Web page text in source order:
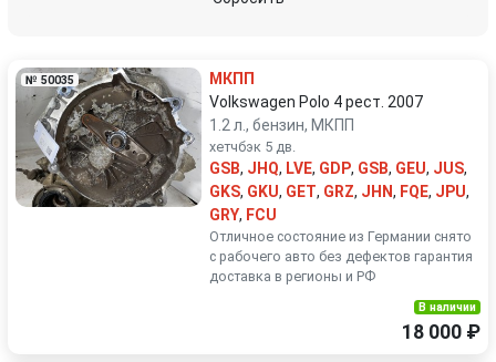
№ 50035
МКПП
Volkswagen Polo 4 рест. 2007
1.2 л., бензин, МКПП
хетчбэк 5 дв.
GSB, JHQ, LVE, GDP, GSB, GEU, JUS,
GKS, GKU, GET, GRZ, JHN, FQE, JPU,
GRY, FCU
Отличное состояние из Германии снято
с рабочего авто без дефектов гарантия
доставка в регионы и РФ
В наличии
18 000 ₽